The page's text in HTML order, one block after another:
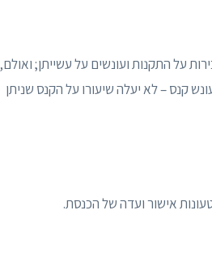
על התקנות ועונשים על עשייתן; ואולם,
קנס – לא יעלה שיעורו על הקנס שניתן
אישור ועדה של הכנסת.